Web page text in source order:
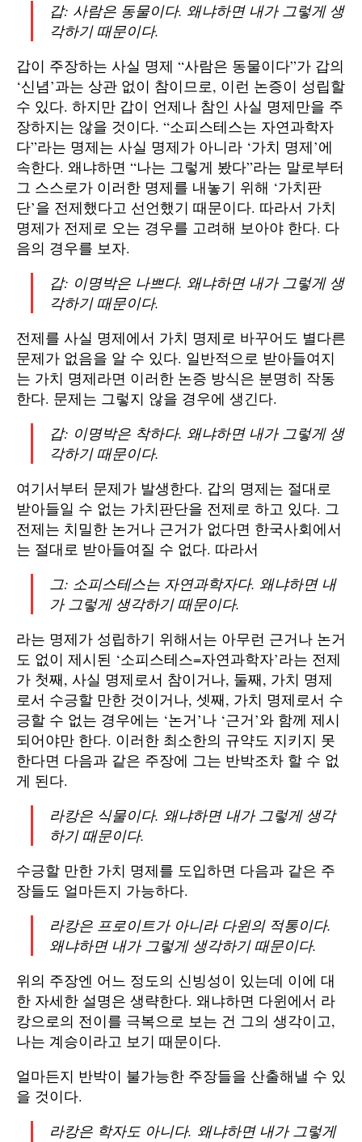
갑: 사람은 동물이다. 왜냐하면 내가 그렇게 생
각하기 때문이다.
갑이 주장하는 사실 명제 “사람은 동물이다”가 갑의
‘신념’과는 상관 없이 참이므로, 이런 논증이 성립할
수 있다. 하지만 갑이 언제나 참인 사실 명제만을 주
장하지는 않을 것이다. “소피스테스는 자연과학자
다”라는 명제는 사실 명제가 아니라 ‘가치 명제’에
속한다. 왜냐하면 “나는 그렇게 봤다”라는 말로부터
그 스스로가 이러한 명제를 내놓기 위해 ‘가치판
단’을 전제했다고 선언했기 때문이다. 따라서 가치
명제가 전제로 오는 경우를 고려해 보아야 한다. 다
음의 경우를 보자.
갑: 이명박은 나쁘다. 왜냐하면 내가 그렇게 생
각하기 때문이다.
전제를 사실 명제에서 가치 명제로 바꾸어도 별다른
문제가 없음을 알 수 있다. 일반적으로 받아들여지
는 가치 명제라면 이러한 논증 방식은 분명히 작동
한다. 문제는 그렇지 않을 경우에 생긴다.
갑: 이명박은 착하다. 왜냐하면 내가 그렇게 생
각하기 때문이다.
여기서부터 문제가 발생한다. 갑의 명제는 절대로
받아들일 수 없는 가치판단을 전제로 하고 있다. 그
전제는 치밀한 논거나 근거가 없다면 한국사회에서
는 절대로 받아들여질 수 없다. 따라서
그: 소피스테스는 자연과학자다. 왜냐하면 내
가 그렇게 생각하기 때문이다.
라는 명제가 성립하기 위해서는 아무런 근거나 논거
도 없이 제시된 ‘소피스테스=자연과학자’라는 전제
가 첫째, 사실 명제로서 참이거나, 둘째, 가치 명제
로서 수긍할 만한 것이거나, 셋째, 가치 명제로서 수
긍할 수 없는 경우에는 ‘논거’나 ‘근거’와 함께 제시
되어야만 한다. 이러한 최소한의 규약도 지키지 못
한다면 다음과 같은 주장에 그는 반박조차 할 수 없
게 된다.
라캉은 식물이다. 왜냐하면 내가 그렇게 생각
하기 때문이다.
수긍할 만한 가치 명제를 도입하면 다음과 같은 주
장들도 얼마든지 가능하다.
라캉은 프로이트가 아니라 다윈의 적통이다.
왜냐하면 내가 그렇게 생각하기 때문이다.
위의 주장엔 어느 정도의 신빙성이 있는데 이에 대
한 자세한 설명은 생략한다. 왜냐하면 다윈에서 라
캉으로의 전이를 극복으로 보는 건 그의 생각이고,
나는 계승이라고 보기 때문이다.
얼마든지 반박이 불가능한 주장들을 산출해낼 수 있
을 것이다.
라캉은 학자도 아니다. 왜냐하면 내가 그렇게